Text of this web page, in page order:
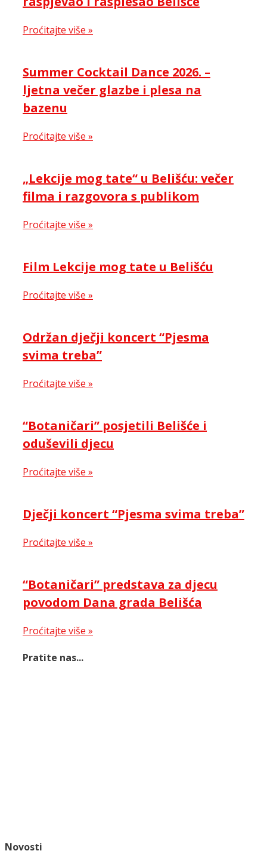
Proćitajte više »
Summer Cocktail Dance 2026. –
ljetna večer glazbe i plesa na
bazenu
Proćitajte više »
„Lekcije mog tate“ u Belišću: večer
filma i razgovora s publikom
Proćitajte više »
Film Lekcije mog tate u Belišću
Proćitajte više »
Održan dječji koncert “Pjesma
svima treba”
Proćitajte više »
“Botaničari” posjetili Belišće i
oduševili djecu
Proćitajte više »
Dječji koncert “Pjesma svima treba”
Proćitajte više »
“Botaničari” predstava za djecu
povodom Dana grada Belišća
Proćitajte više »
Pratite nas...
Novosti